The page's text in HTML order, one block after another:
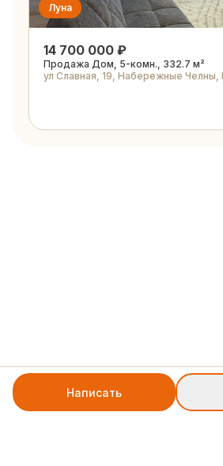
Написать
Луна
14 700 000 ₽
Продажа Дом, 5-комн., 332.7 м²
ул Славная, 19, Набережные Челны,